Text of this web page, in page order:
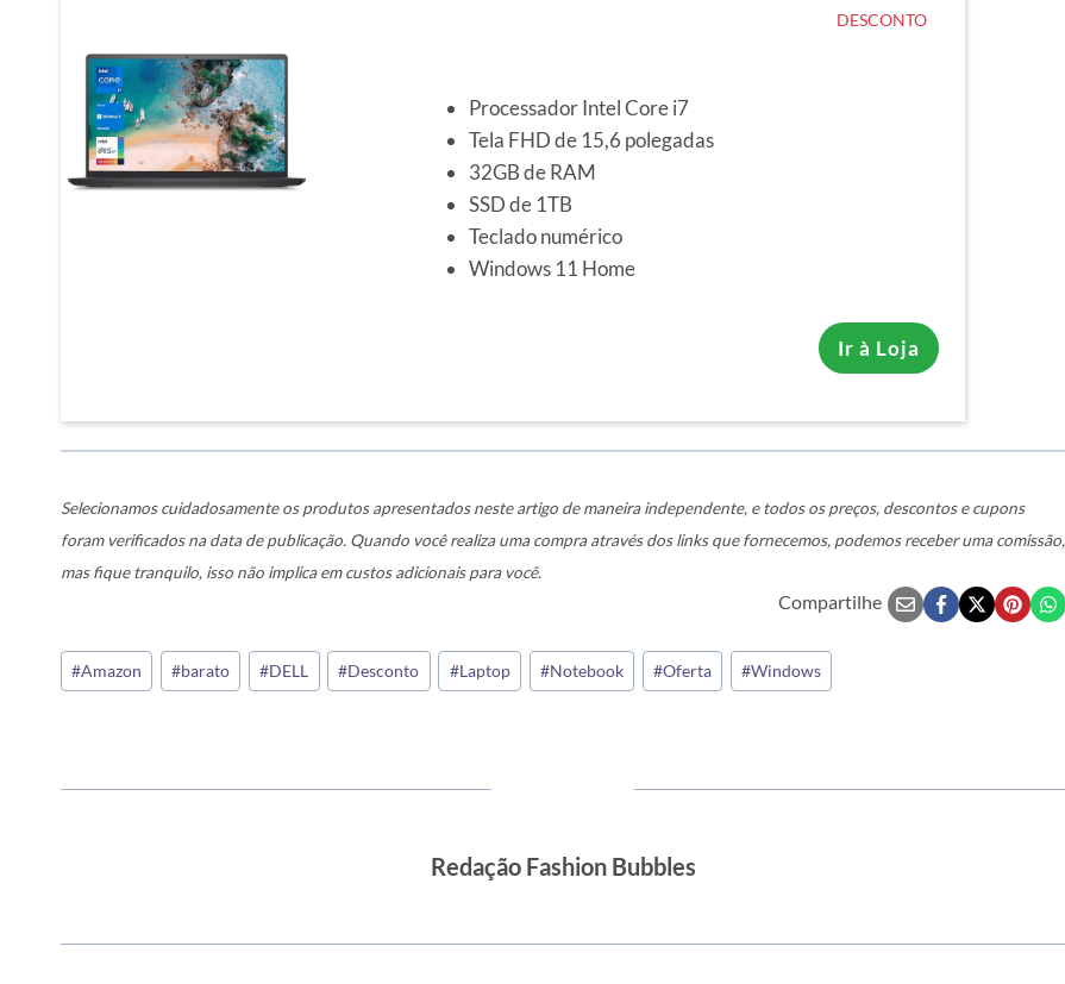
DESCONTO
Processador Intel Core i7
Tela FHD de 15,6 polegadas
32GB de RAM
SSD de 1TB
Teclado numérico
Windows 11 Home
Ir à Loja
Selecionamos cuidadosamente os produtos apresentados neste artigo de maneira independente, e todos os preços, descontos e cupons
foram verificados na data de publicação. Quando você realiza uma compra através dos links que fornecemos, podemos receber uma comissão,
mas fique tranquilo, isso não implica em custos adicionais para você.
Compartilhe
Tags
do
#Amazon #barato #DELL #Desconto #Laptop #Notebook #Oferta #Windows
Redação Fashion Bubbles